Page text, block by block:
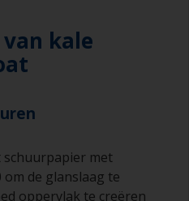
kale
schuurpapier met
de glanslaag te
oppervlak te creëren